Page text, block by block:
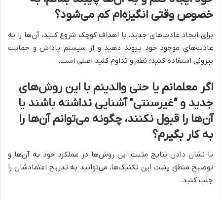
خصوص وقتی انگیزه‌ام کم می‌شود؟
برای ایجاد عادت‌های جدید، با اهداف کوچک شروع کنید، آن‌ها را به
عادت‌های موجود خود پیوند دهید و از سیستم پاداش و حمایت
بیرونی استفاده کنید؛ نظم و تداوم کلید اصلی است.
اگر معلمانم یا حتی والدینم با این روش‌های
جدید و “غیرسنتی” آشنایی نداشته باشند یا
آن‌ها را قبول نکنند، چگونه می‌توانم آن‌ها را
به کار بگیرم؟
با نشان دادن نتایج مثبت این روش‌ها در عملکرد خود به آن‌ها و
توضیح منطق پشت این تکنیک‌ها، می‌توانید به تدریج اعتمادشان را
جلب کنید.